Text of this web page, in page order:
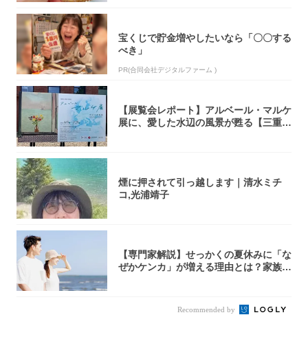
宝くじで貯金増やしたいなら「〇〇する
べき」
PR(合同会社デジタルファーム )
【展覧会レポート】アルベール・マルケ
展に、愛した水辺の風景が甦る【三重県
煙に押されて引っ越します｜清水ミチ
コ,光浦靖子
【専門家解説】せっかくの夏休みに「な
ぜかケンカ」が増える理由とは？家族・
Recommended by